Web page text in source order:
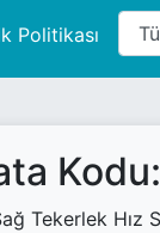
Politikası
Tekerlek Hız